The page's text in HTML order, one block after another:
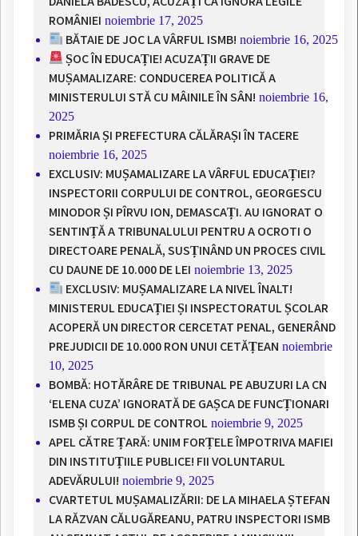
ROMÂNIEI noiembrie 17, 2025
BĂTAIE DE JOC LA VÂRFUL ISMB! noiembrie 16, 2025
ȘOC ÎN EDUCAȚIE! ACUZAȚII GRAVE DE
MUȘAMALIZARE: CONDUCEREA POLITICĂ A
MINISTERULUI STĂ CU MÂINILE ÎN SÂN! noiembrie 16,
2025
PRIMĂRIA ȘI PREFECTURA CĂLĂRAȘI ÎN TACERE
noiembrie 16, 2025
EXCLUSIV: MUȘAMALIZARE LA VÂRFUL EDUCAȚIEI?
INSPECTORII CORPULUI DE CONTROL, GEORGESCU
MINODOR ȘI PÎRVU ION, DEMASCAȚI. AU IGNORAT O
SENTINȚĂ A TRIBUNALULUI PENTRU A OCROTI O
DIRECTOARE PENALĂ, SUSȚINÂND UN PROCES CIVIL
CU DAUNE DE 10.000 DE LEI noiembrie 13, 2025
EXCLUSIV: MUȘAMALIZARE LA NIVEL ÎNALT!
MINISTERUL EDUCAȚIEI ȘI INSPECTORATUL ȘCOLAR
ACOPERĂ UN DIRECTOR CERCETAT PENAL, GENERÂND
PREJUDICII DE 10.000 RON UNUI CETĂȚEAN noiembrie
10, 2025
BOMBĂ: HOTĂRÂRE DE TRIBUNAL PE ABUZURI LA CN
‘ELENA CUZA’ IGNORATĂ DE GAȘCA DE FUNCȚIONARI
ISMB ȘI CORPUL DE CONTROL noiembrie 9, 2025
APEL CĂTRE ȚARĂ: UNIM FORȚELE ÎMPOTRIVA MAFIEI
DIN INSTITUȚIILE PUBLICE! FII VOLUNTARUL
ADEVĂRULUI! noiembrie 9, 2025
CVARTETUL MUȘAMALIZĂRII: DE LA MIHAELA ȘTEFAN
LA RĂZVAN CĂLUGĂREANU, PATRU INSPECTORI ISMB